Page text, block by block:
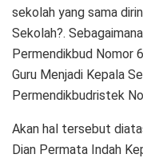
sekolah yang sama
Sekolah?.
Permendikbud Nomor
Guru Menjadi Kepala
Permendikbudristek
Akan hal tersebut
Dian Permata Indah